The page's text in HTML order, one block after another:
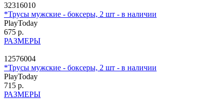
32316010
*Трусы мужские - боксеры, 2 шт - в наличии
PlayToday
675 р.
РАЗМЕРЫ
12576004
*Трусы мужские - боксеры, 2 шт - в наличии
PlayToday
715 р.
РАЗМЕРЫ